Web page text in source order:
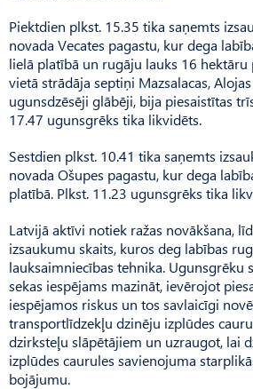
Piektdien plkst. 15.35 tika saņemts
novada Vecates pagastu, kur dega
lielā platībā un rugāju lauks 16
vietā strādāja septiņi Mazsalacas,
ugunsdzēsēji glābēji, bija piesaistītas
17.47 ugunsgrēks tika likvidēts.
Sestdien plkst. 10.41 tika saņemts
novada Ošupes pagastu, kur dega
platībā. Plkst. 11.23 ugunsgrēks tika
Latvijā aktīvi notiek ražas novākšana,
izsaukumu skaits, kuros deg labības
lauksaimniecības tehnika. Ugunsgrēku
sekas iespējams mazināt, ievērojot
iespējamos riskus un tos savlaicīgi
transportlīdzekļu dzinēju izplūdes
dzirksteļu slāpētājiem un uzraugot, lai
izplūdes caurules savienojuma
bojājumu.